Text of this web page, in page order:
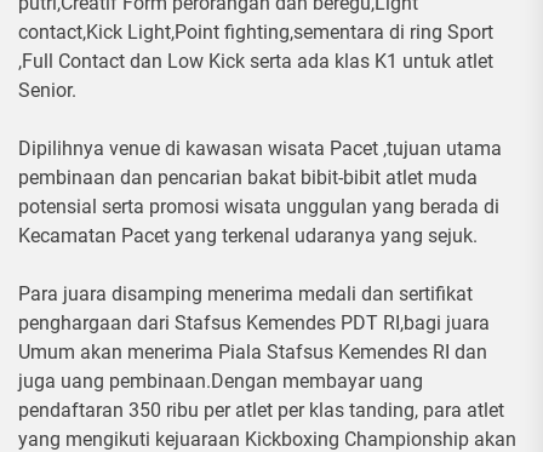
contact,Kick Light,Point fighting,sementara di ring Sport
,Full Contact dan Low Kick serta ada klas K1 untuk atlet
Senior.
Dipilihnya venue di kawasan wisata Pacet ,tujuan utama
pembinaan dan pencarian bakat bibit-bibit atlet muda
potensial serta promosi wisata unggulan yang berada di
Kecamatan Pacet yang terkenal udaranya yang sejuk.
Para juara disamping menerima medali dan sertifikat
penghargaan dari Stafsus Kemendes PDT RI,bagi juara
Umum akan menerima Piala Stafsus Kemendes RI dan
juga uang pembinaan.Dengan membayar uang
pendaftaran 350 ribu per atlet per klas tanding, para atlet
yang mengikuti kejuaraan Kickboxing Championship akan